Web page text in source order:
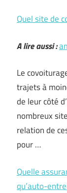
Quel site de
A lire aussi :
Le
trajets à
de leur côté
nombreux
relation de
pour …
Quelle
qu’auto-